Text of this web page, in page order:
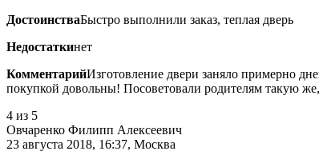
ДостоинстваБыстро выполнили заказ, теплая дверь
Недостаткинет
КомментарийИзготовление двери заняло примерно
покупкой довольны! Посоветовали родителям такую же,
4 из 5
Овчаренко Филипп Алексеевич
23 августа 2018, 16:37, Москва